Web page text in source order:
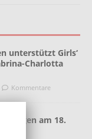
unterstützt Girls‘
Charlotta
Kommentare
am 18.